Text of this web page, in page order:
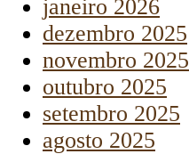
janeiro 2026
dezembro 2025
novembro 2025
outubro 2025
setembro 2025
agosto 2025